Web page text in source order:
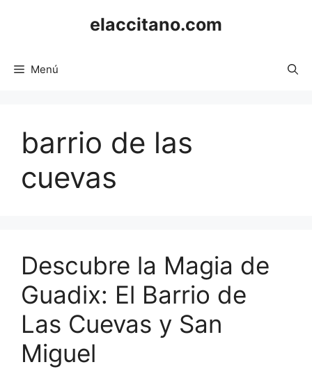
elaccitano.com
Menú
barrio de las
cuevas
Descubre la Magia de
Guadix: El Barrio de
Las Cuevas y San
Miguel